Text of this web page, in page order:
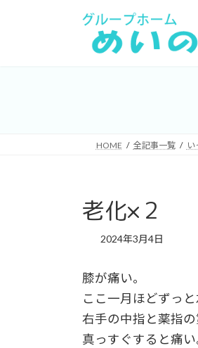
HOME 全記事一覧
老化×２
2024年3月4日
膝が痛い。
ここ一月ほどずっと
右手の中指と薬指の
真っすぐすると痛い